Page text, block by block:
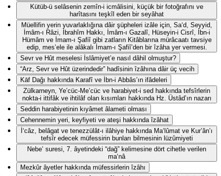
Kütüb-ü selâsenin zemîn-i icmâlisini, küçük bir fotoğrafını ve
harîtasını teşkîl eden bir seyâhat
Müellifin yerin yuvarlaklığına dâir şüpheleri izâle için, Sa‘d, Seyyid,
İmâm-ı Râzi, İbrahîm Hakkı, İmâm-ı Gazalî, Hüseyin-i Cisrî, İbn-i
Hümâm ve İmam-ı Şafiî gibi zatların Kitâblarına mürâcaatı tavsiye
edip, mes’ele ile alâkalı İmam-ı Şafiî’den bir îzâha yer vermesi.
Sevr ve Hût meselesi İslâmiyet’e nasıl dâhil olmuştur?
“Arz, Sevr ve Hût üzerindedir” hadîsinin îzâhına dâir üç vecih
Kāf Dağı hakkında Karafî ve İbn-i Abbâs’ın ifâdeleri
Zülkarneyn, Ye’cüc-Me’cüc ve harabiyet-i sed hakkında tefsîrlerin
nokta-i ittifâk ve ihtilâf olan kısımları hakkında Hz. Üstâd’ın nazarı
Seddin harabiyetinin kıyâmet âlameti olması
Cehennemin yeri, keyfiyeti ve ateşi hakkında îzâhat
İ‘câz, belâgat ve tenezzülât-ı ilâhiye hakkında Ma‘lûmat ve Kur’ân’ı
tefsîr edecek müfessirin bunları bilmesinin lüzûmiyeti
Nebe’ suresi, 7. âyetindeki “dağ” kelimesine dört cihetle verilen
ma‘nâ
Mezkûr âyetler hakkında müfessirlerin îzâhı